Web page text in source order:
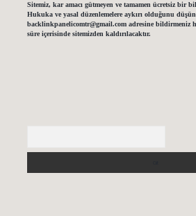
Sitemiz, kar amacı gütmeyen ve tamamen ücretsiz bir
Hukuka ve yasal düzenlemelere aykırı olduğunu
backlinkpanelicomtr@gmail.comadresine bildirmeniz
süre içerisinde sitemizden kaldırılacaktır.